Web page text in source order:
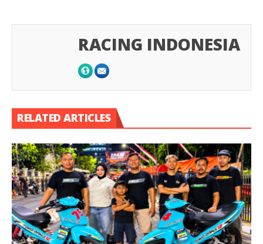
RACING INDONESIA
RELATED ARTICLES